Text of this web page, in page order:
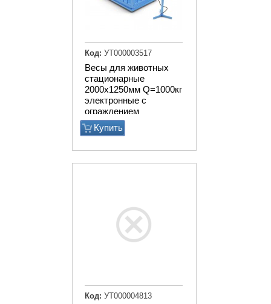
Весы для животных
стационарные
2000х1250мм Q=1000кг
электронные с
ограждением
Купить
Код: УТ000003517
Код: УТ000004813